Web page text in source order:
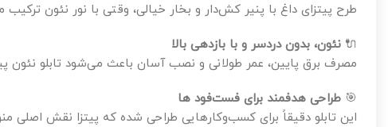
طرح پیتزای داغ با پنیر کش‌دار و بخار خیالی، وقتی با نور نئون
🔌 نئون، بدون دردسر و با بازدهی بالا
مصرف برق پایین، عمر طولانی و نصب آسان باعث می‌شود تابلو نئون
🎯 طراحی هدفمند برای فست‌فود ها
این تابلو دقیقاً برای کسب‌وکارهایی طراحی شده که پیتزا نقش